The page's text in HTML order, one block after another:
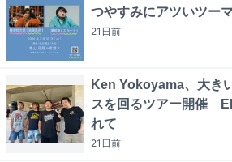
つやすみにアツいツー
21日前
Ken Yokoyama、大き
スを回るツアー開催
れて
21日前